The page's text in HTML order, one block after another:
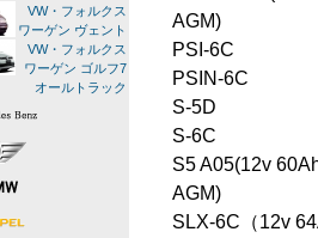
AGM)
PSI-6C
PSIN-6C
S-5D
S-6C
S5 A05(12v
AGM)
SLX-6C（12v
VW・フォルクス
ワーゲン ヴェント
VW・フォルクス
ワーゲン ゴルフ7
オールトラック